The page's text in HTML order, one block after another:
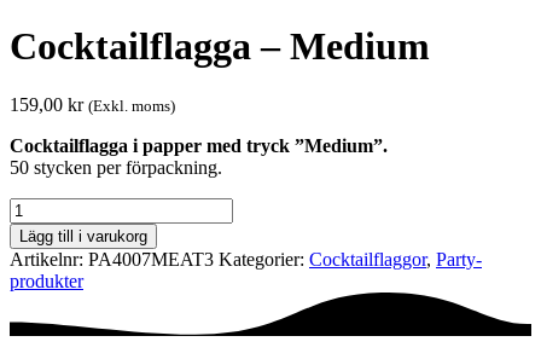
Cocktailflagga – Medium
159,00 kr (Exkl. moms)
Cocktailflagga i papper med tryck ”Medium”.
50 stycken per förpackning.
Cocktailflagga
-
Medium
mängd
Lägg till i varukorg
Artikelnr: PA4007MEAT3 Kategorier: Cocktail­flaggor, Party­­
produkter